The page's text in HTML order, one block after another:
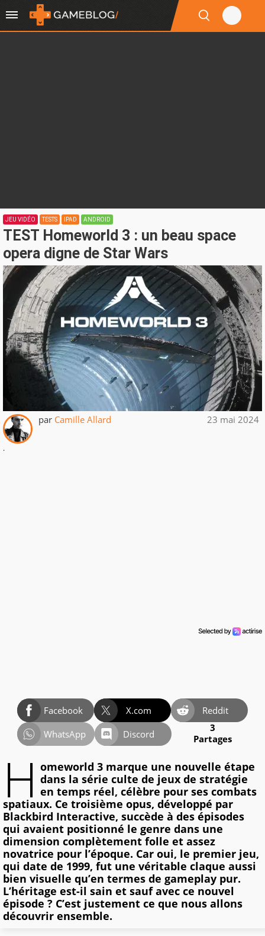
JEU VIDÉO TESTS IPAD ANDROID
TEST Homeworld 3 : un beau space
opera digne de Star Wars
par Camille Allard 23 mai 2024
.
Facebook X.com
Reddit
WhatsApp
Discord
3
Partages
H omeworld 3 marque une nouvelle étape
dans la série culte de jeux de stratégie
en temps réel, célèbre pour ses combats
spatiaux. Ce troisième opus, développé par
Blackbird Interactive, succède à des épisodes
qui avaient positionné le genre dans une
dimension complètement folle et assez
novatrice pour l’époque. Car oui, le premier jeu,
qui date de 1999, fut une véritable claque aussi
bien visuelle qu’en termes de gameplay pur.
L’héritage est-il sain et sauf avec ce nouvel
épisode ? C’est justement ce que nous allons
découvrir ensemble.